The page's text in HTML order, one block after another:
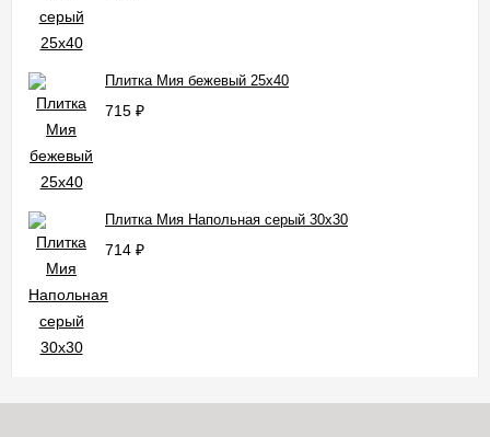
Плитка Мия бежевый 25x40
715 ₽
Плитка Мия Напольная серый 30x30
714 ₽